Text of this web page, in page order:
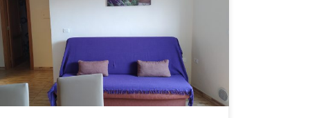
Apartamento de dos dormitorios, salón con patio
interior privado, cocina equipada y baño completo.